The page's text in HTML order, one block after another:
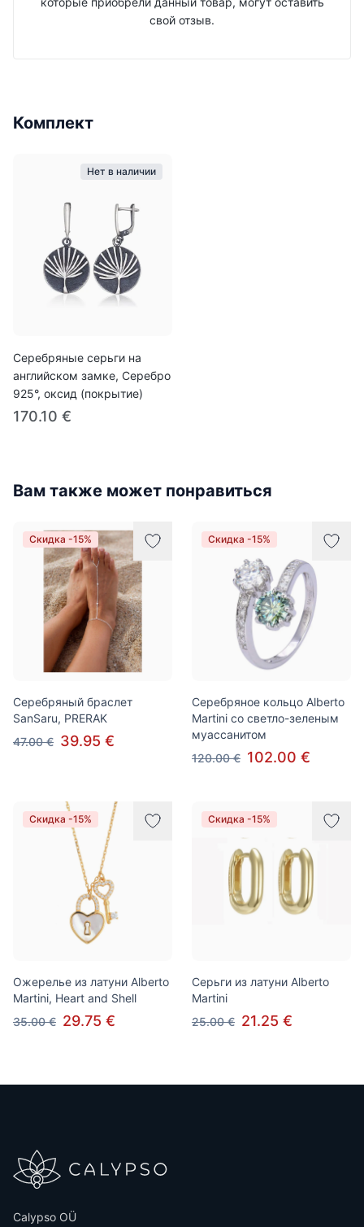
свой отзыв.
Комплект
Нет в наличии
Серебряные серьги на
английском замке, Серебро
925°, оксид (покрытие)
170.10 €
Вам также может понравиться
Скидка -15%
Серебряный браслет
SanSaru, PRERAK
47.00 € 39.95 €
Скидка -15%
Серебряное кольцо Alberto
Martini со светло-зеленым
муассанитом
120.00 € 102.00 €
Скидка -15%
Ожерелье из латуни Alberto
Martini, Heart and Shell
35.00 € 29.75 €
Скидка -15%
Серьги из латуни Alberto
Martini
25.00 € 21.25 €
Calypso OÜ